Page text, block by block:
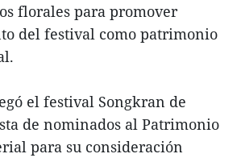
florales para promover
del festival como patrimonio
el festival Songkran de
de nominados al Patrimonio
para su consideración